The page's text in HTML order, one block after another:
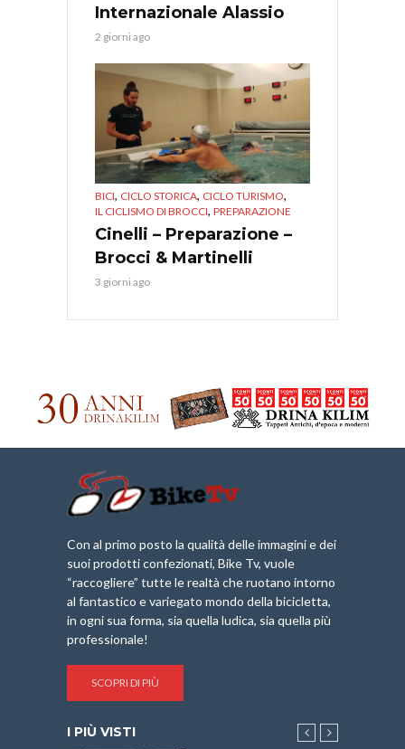
Internazionale Alassio
2 giorni ago
BICI, CICLO STORICA, CICLO TURISMO,
IL CICLISMO DI BROCCI, PREPARAZIONE
Cinelli – Preparazione –
Brocci & Martinelli
3 giorni ago
Con al primo posto la qualità delle immagini e dei
suoi prodotti confezionati, Bike Tv, vuole
“raccogliere” tutte le realtà che ruotano intorno
al fantastico e variegato mondo della bicicletta,
in ogni sua forma, sia quella ludica, sia quella più
professionale!
SCOPRI DI PIÙ
I PIÙ VISTI